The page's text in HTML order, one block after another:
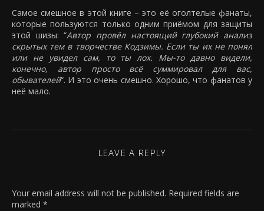
Самое смешное в этой книге – это её оголтелые фанаты,
которые пользуются только одним приёмом для защиты
этой шизы: “Автор провёл настоящий глубокий анализ
скрытых тем в творчестве Кодзимы. Если ты их не понял
или не увидел сам, то ты лох. Мы-то давно видели,
конечно, автор просто всё суммировал для вас,
обывателей“. И это очень смешно. Хорошо, что фанатов у
неё мало.
LEAVE A REPLY
Your email address will not be published. Required fields are
marked *